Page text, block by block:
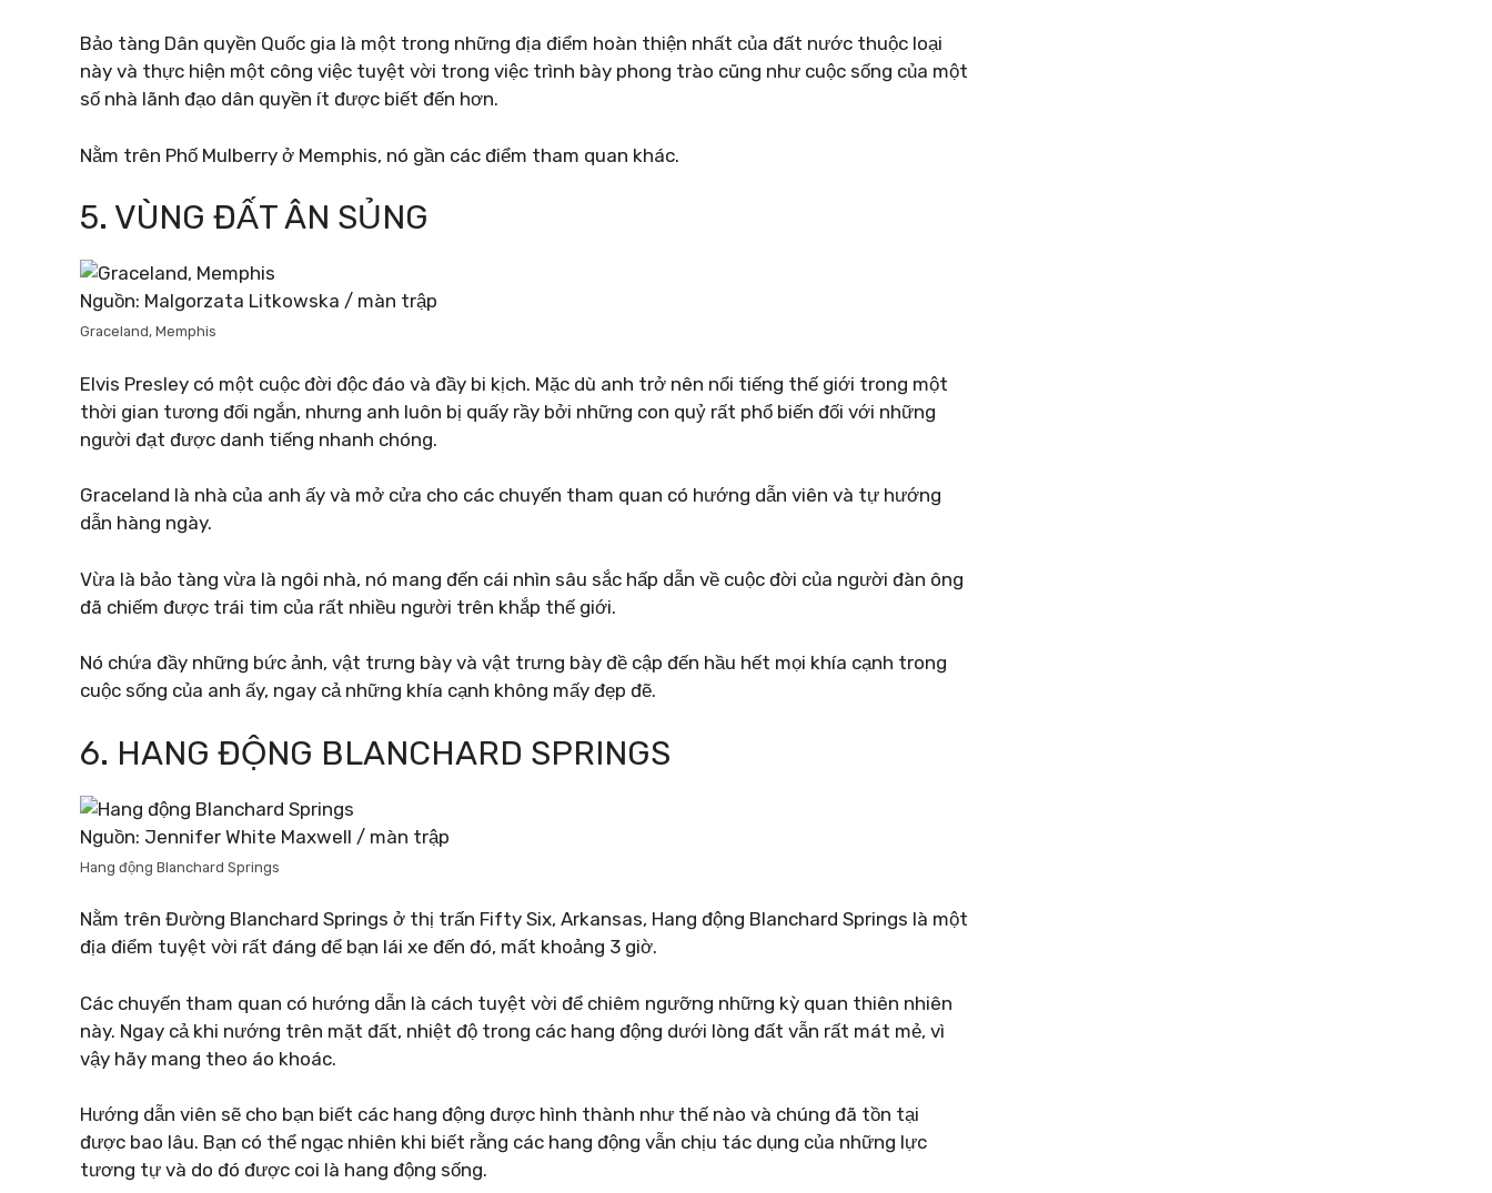
Bảo tàng Dân quyền Quốc gia là một trong những địa điểm hoàn thiện nhất của đất nước thuộc loại
này và thực hiện một công việc tuyệt vời trong việc trình bày phong trào cũng như cuộc sống của một
số nhà lãnh đạo dân quyền ít được biết đến hơn.
Nằm trên Phố Mulberry ở Memphis, nó gần các điểm tham quan khác.
5. VÙNG ĐẤT ÂN SỦNG
Nguồn: Malgorzata Litkowska / màn trập
Graceland, Memphis
Elvis Presley có một cuộc đời độc đáo và đầy bi kịch. Mặc dù anh trở nên nổi tiếng thế giới trong một
thời gian tương đối ngắn, nhưng anh luôn bị quấy rầy bởi những con quỷ rất phổ biến đối với những
người đạt được danh tiếng nhanh chóng.
Graceland là nhà của anh ấy và mở cửa cho các chuyến tham quan có hướng dẫn viên và tự hướng
dẫn hàng ngày.
Vừa là bảo tàng vừa là ngôi nhà, nó mang đến cái nhìn sâu sắc hấp dẫn về cuộc đời của người đàn ông
đã chiếm được trái tim của rất nhiều người trên khắp thế giới.
Nó chứa đầy những bức ảnh, vật trưng bày và vật trưng bày đề cập đến hầu hết mọi khía cạnh trong
cuộc sống của anh ấy, ngay cả những khía cạnh không mấy đẹp đẽ.
6. HANG ĐỘNG BLANCHARD SPRINGS
Nguồn: Jennifer White Maxwell / màn trập
Hang động Blanchard Springs
Nằm trên Đường Blanchard Springs ở thị trấn Fifty Six, Arkansas, Hang động Blanchard Springs là một
địa điểm tuyệt vời rất đáng để bạn lái xe đến đó, mất khoảng 3 giờ.
Các chuyến tham quan có hướng dẫn là cách tuyệt vời để chiêm ngưỡng những kỳ quan thiên nhiên
này. Ngay cả khi nướng trên mặt đất, nhiệt độ trong các hang động dưới lòng đất vẫn rất mát mẻ, vì
vậy hãy mang theo áo khoác.
Hướng dẫn viên sẽ cho bạn biết các hang động được hình thành như thế nào và chúng đã tồn tại
được bao lâu. Bạn có thể ngạc nhiên khi biết rằng các hang động vẫn chịu tác dụng của những lực
tương tự và do đó được coi là hang động sống.